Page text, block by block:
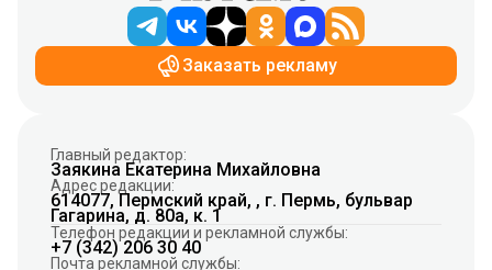
Заказать рекламу
Главный редактор:
Заякина Екатерина Михайловна
Адрес редакции:
614077, Пермский край, , г. Пермь, бульвар
Гагарина, д. 80а, к. 1
Телефон редакции и рекламной службы:
+7 (342) 206 30 40
Почта рекламной службы: